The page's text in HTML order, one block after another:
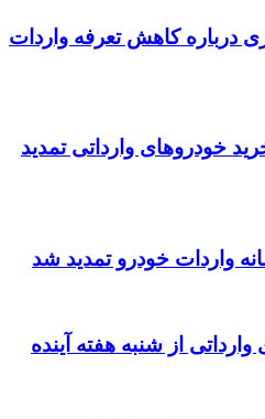
درباره کاهش تعرفه واردات
خودروهای وارداتی تمدید
واردات خودرو تمدید شد
از شنبه هفته آینده